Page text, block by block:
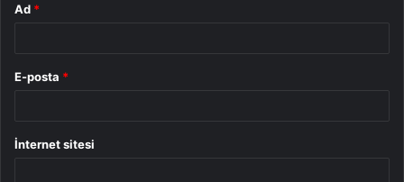
Ad *
E-posta *
İnternet sitesi